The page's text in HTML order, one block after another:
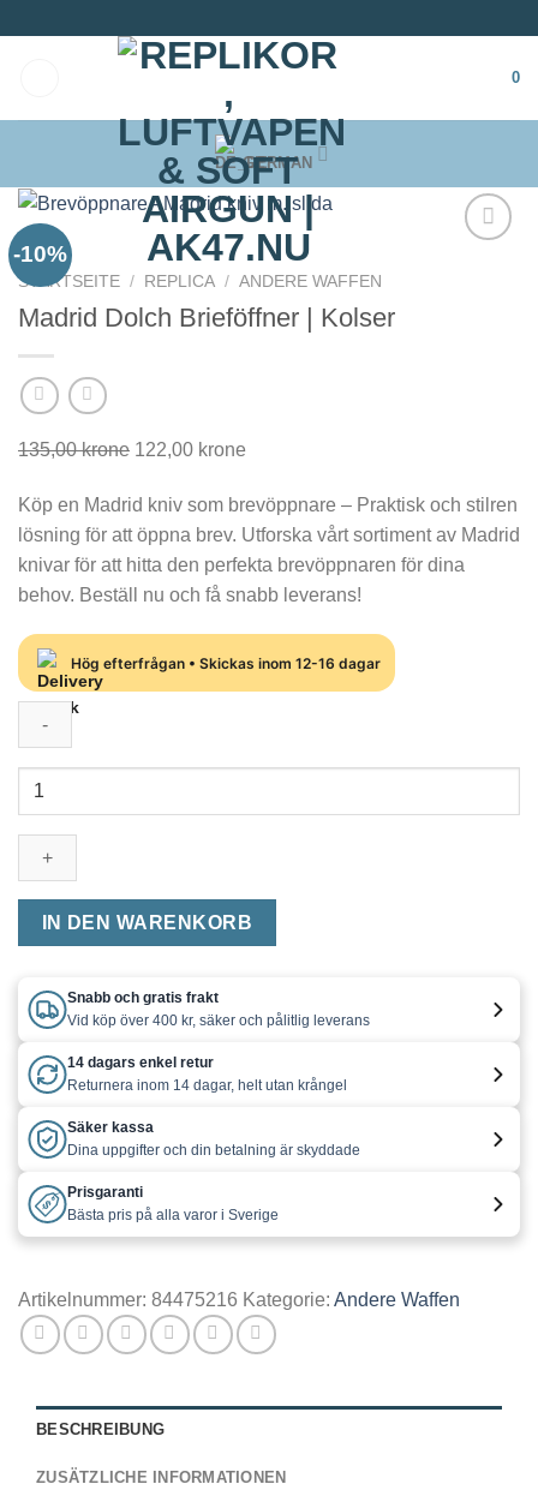
0
GERMAN
-10%
STARTSEITE / REPLICA / ANDERE WAFFEN
Madrid Dolch Brieföffner | Kolser
135,00krone Ursprünglicher
war:
135,00 kr
122,00 krone
ist:
122,00 kr.
Köp en Madrid kniv som brevöppnare – Praktisk och stilren
lösning för att öppna brev. Utforska vårt sortiment av Madrid
knivar för att hitta den perfekta brevöppnaren för dina
behov. Beställ nu och få snabb leverans!
Hög efterfrågan • Skickas inom 12-16 dagar
Brevöppnare
Madrid
kniv
IN DEN WARENKORB
Snabb och gratis frakt
Vid köp över 400 kr, säker och pålitlig leverans
14 dagars enkel retur
Returnera inom 14 dagar, helt utan krångel
Säker kassa
Dina uppgifter och din betalning är skyddade
Prisgaranti
Bästa pris på alla varor i Sverige
Artikelnummer: 84475216 Kategorie: Andere Waffen
BESCHREIBUNG
ZUSÄTZLICHE INFORMATIONEN